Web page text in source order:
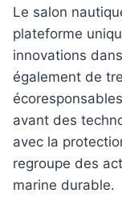
Le salon
plateforme
innovations
également de
avant des
avec la
regroupe des
marine durable.